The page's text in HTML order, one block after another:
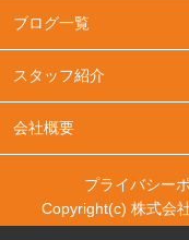
ブログ一覧
スタッフ紹介
会社概要
プライバシー
Copyright(c) 株式会